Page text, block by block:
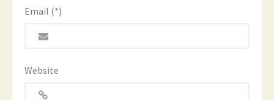
Email (*)
Website